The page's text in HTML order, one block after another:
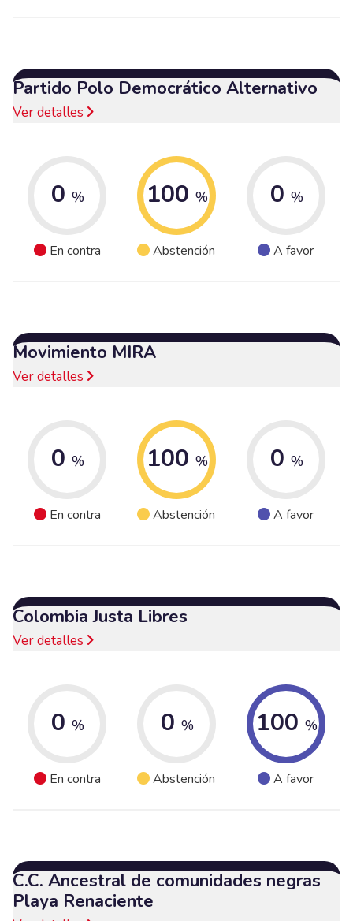
Partido Polo Democrático Alternativo
Ver detalles
0 %
En contra
100 %
Abstención
0 %
A favor
Movimiento MIRA
Ver detalles
0 %
En contra
100 %
Abstención
0 %
A favor
Colombia Justa Libres
Ver detalles
0 %
En contra
0 %
Abstención
100 %
A favor
C.C. Ancestral de comunidades negras
Playa Renaciente